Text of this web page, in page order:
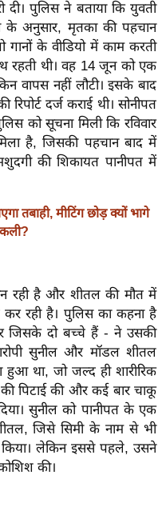
दी। पुलिस ने बताया कि युवती
अनुसार, मृतका की पहचान
के वीडियो में काम करती
रहती थी। वह 14 जून को एक
वापस नहीं लौटी। इसके बाद
दर्ज कराई थी। सोनीपत
को सूचना मिली कि रविवार
है, जिसकी पहचान बाद में
की शिकायत पानीपत में
तबाही, मीटिंग छोड़ क्यों भागे
रही है और शीतल की मौत में
रही है। पुलिस का कहना है
जिसके दो बच्चे हैं - ने उसकी
सुनील और मॉडल शीतल
हुआ था, जो जल्द ही शारीरिक
पिटाई की और कई बार चाकू
सुनील को पानीपत के एक
जिसे सिमी के नाम से भी
किया। लेकिन इससे पहले, उसने
की।